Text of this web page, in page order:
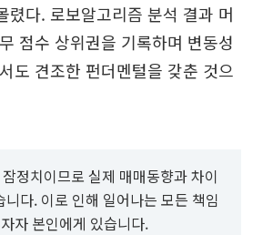
렸다. 로보알고리즘 분석 결과 머
점수 상위권을 기록하며 변동성
도 견조한 펀더멘털을 갖춘 것으
정치이므로 실제 매매동향과 차이
니다. 이로 인해 일어나는 모든 책임
자 본인에게 있습니다.